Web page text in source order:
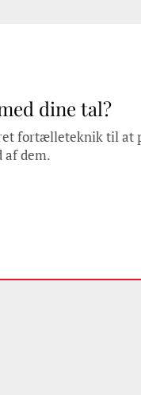
dine tal?
fortælleteknik til at
dem.